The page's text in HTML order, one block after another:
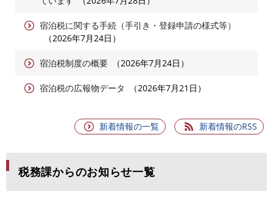
宿泊税に関する手続（手引き・登録申請の様式等）
2026年7月24日
宿泊税制度の概要 2026年7月24日
宿泊税の広報物データ 2026年7月21日
新着情報の一覧 新着情報のRSS
税務課からのお知らせ一覧